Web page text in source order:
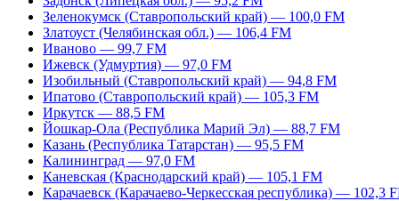
Зеленокумск (Ставропольский край) — 100,0 FM
Златоуст (Челябинская обл.) — 106,4 FM
Иваново — 99,7 FM
Ижевск (Удмуртия) — 97,0 FM
Изобильный (Ставропольский край) — 94,8 FM
Ипатово (Ставропольский край) — 105,3 FM
Иркутск — 88,5 FM
Йошкар-Ола (Республика Марий Эл) — 88,7 FM
Казань (Республика Татарстан) — 95,5 FM
Калининград — 97,0 FM
Каневская (Краснодарский край) — 105,1 FM
Карачаевск (Карачаево-Черкесская республика) — 102,3